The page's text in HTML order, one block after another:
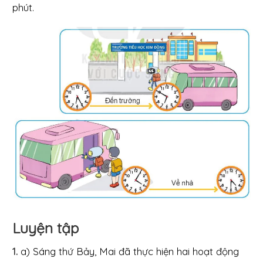
phút.
Luyện tập
1. a) Sáng thứ Bảy, Mai đã thực hiện hai hoạt động